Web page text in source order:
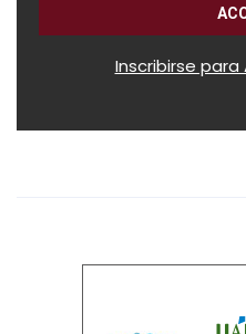
Inscribirse para